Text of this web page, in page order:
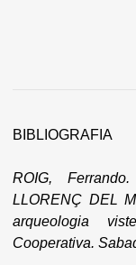
BIBLIOGRAFIA
ROIG,
LLORENÇ DEL
arqueologia
Cooperativa.